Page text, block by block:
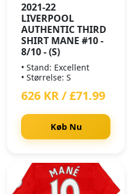
2021-22
LIVERPOOL
AUTHENTIC THIRD
SHIRT MANE #10 -
8/10 - (S)
• Stand: Excellent
• Størrelse: S
626 KR / £71.99
Køb Nu